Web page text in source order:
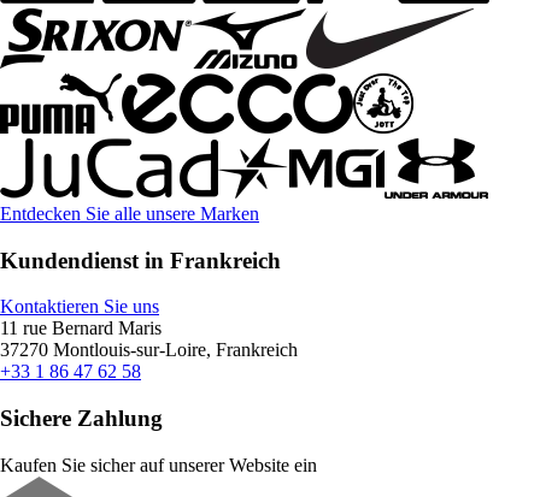
Entdecken Sie alle unsere Marken
Kundendienst in Frankreich
Kontaktieren Sie uns
11 rue Bernard Maris
37270 Montlouis-sur-Loire, Frankreich
+33 1 86 47 62 58
Sichere Zahlung
Kaufen Sie sicher auf unserer Website ein